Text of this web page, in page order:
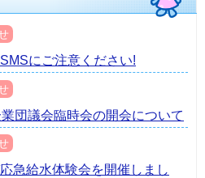
にご注意ください!
団議会臨時会の開会について
急給水体験会を開催しまし